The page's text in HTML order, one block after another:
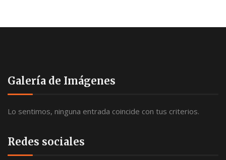
Galería de Imágenes
Lo sentimos, ninguna entrada coincide con tus criterios.
Redes sociales